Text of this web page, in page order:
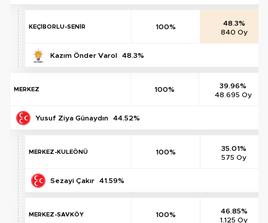
KEÇİBORLU-SENİR 100%
48.3%
840 Oy
Kazım Önder Varol 48.3%
MERKEZ 100%
39.96%
48.695 Oy
Yusuf Ziya Günaydın 44.52%
MERKEZ-KULEÖNÜ 100%
35.01%
575 Oy
Sezayi Çakır 41.59%
MERKEZ-SAVKÖY 100%
46.85%
1.125 Oy